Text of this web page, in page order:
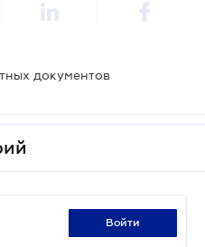
документов
войти